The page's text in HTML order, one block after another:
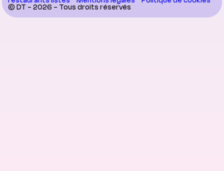
© DT - 2026 - Tous droits réservés